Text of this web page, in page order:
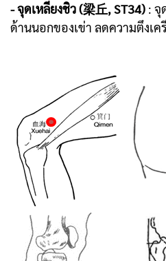
- จุดเหลียงชิว (梁丘, ST34) : จุ
ด้านนอกของเข่า ลดความตึงเ